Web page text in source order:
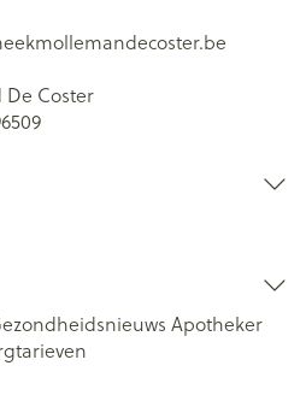
Coster
Apotheker